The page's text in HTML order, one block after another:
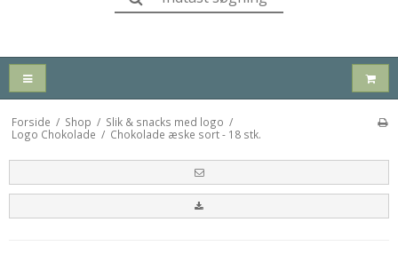
Forside / Shop / Slik & snacks med logo /
Logo Chokolade / Chokolade æske sort - 18 stk.